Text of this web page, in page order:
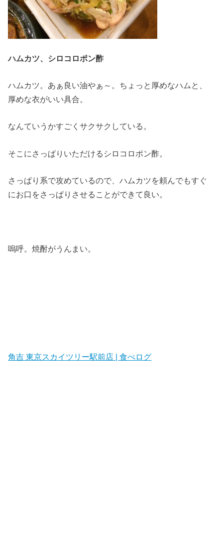
ハムカツ、シロコロポン酢
ハムカツ。あぁ良い油やぁ～。ちょっと厚めなハムと、
厚めな衣がいい具合。
なんていうかすごくサクサクしている。
そこにさっぱりいただけるシロコロポン酢。
さっぱり系で攻めているので、ハムカツを頼んでもすぐ
にお口をさっぱりさせることができて良い。
嗚呼。焼酎がうんまい。
角吉 東京スカイツリー駅前店 | 食べログ